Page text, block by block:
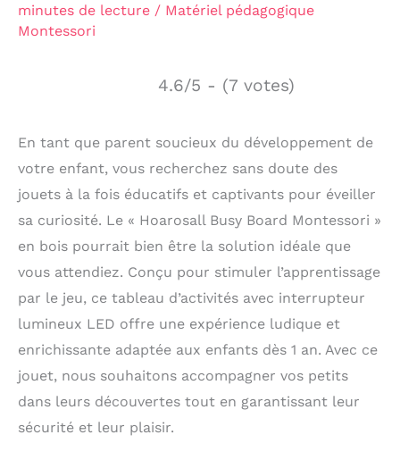
minutes de lecture / Matériel pédagogique
Montessori
4.6/5 - (7 votes)
En tant que parent soucieux du développement de
votre enfant, vous recherchez sans doute des
jouets à la fois éducatifs et captivants pour éveiller
sa curiosité. Le « Hoarosall Busy Board Montessori »
en bois pourrait bien être la solution idéale que
vous attendiez. Conçu pour stimuler l’apprentissage
par le jeu, ce tableau d’activités avec interrupteur
lumineux LED offre une expérience ludique et
enrichissante adaptée aux enfants dès 1 an. Avec ce
jouet, nous souhaitons accompagner vos petits
dans leurs découvertes tout en garantissant leur
sécurité et leur plaisir.